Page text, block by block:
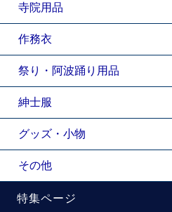
寺院用品
作務衣
祭り・阿波踊り用品
紳士服
グッズ・小物
その他
特集ページ